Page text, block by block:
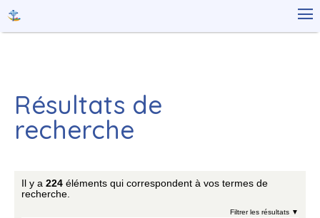
contenu.
Aller
personnels

Résultats de
recherche
Il y a 224 éléments qui correspondent à vos termes de
recherche.
Filtrer les résultats